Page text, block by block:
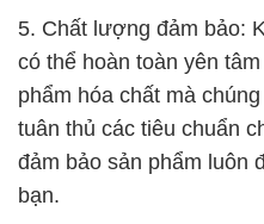
5. Chất lượng đảm bảo:
có thể hoàn toàn yên
phẩm hóa chất mà
tuân thủ các tiêu chuẩn
đảm bảo sản phẩm luôn
bạn.